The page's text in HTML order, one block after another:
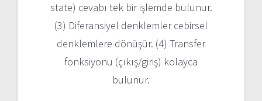
state) cevabı tek bir işlemde bulunur.
(3) Diferansiyel denklemler cebirsel
denklemlere dönüşür. (4) Transfer
fonksiyonu (çıkış/giriş) kolayca
bulunur.